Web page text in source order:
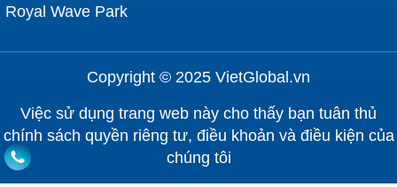
Royal Wave Park
Copyright © 2025 VietGlobal.vn
Việc sử dụng trang web này cho thấy bạn tuân thủ
chính sách quyền riêng tư, điều khoản và điều kiện của
chúng tôi